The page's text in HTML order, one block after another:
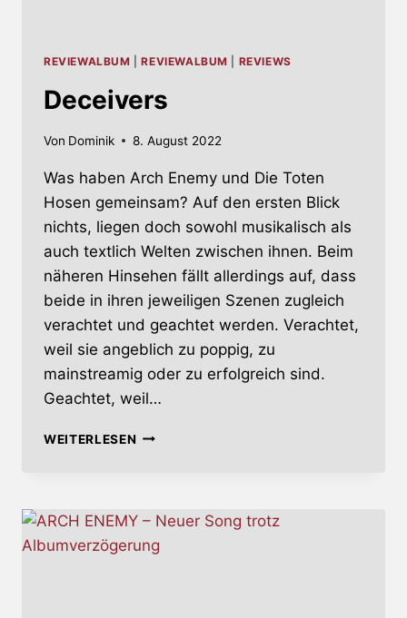
REVIEWALBUM |REVIEWALBUM REVIEWS
Deceivers
Von Dominik 8. August 2022
Was haben Arch Enemy und Die Toten
Hosen gemeinsam? Auf den ersten Blick
nichts, liegen doch sowohl musikalisch als
auch textlich Welten zwischen ihnen. Beim
näheren Hinsehen fällt allerdings auf, dass
beide in ihren jeweiligen Szenen zugleich
verachtet und geachtet werden. Verachtet,
weil sie angeblich zu poppig, zu
mainstreamig oder zu erfolgreich sind.
Geachtet, weil…
WEITERLESENDECEIVERS